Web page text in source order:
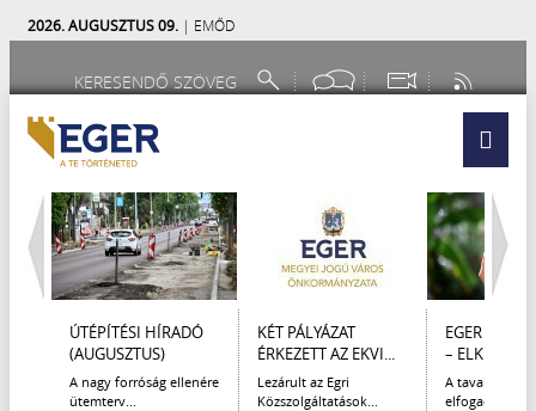
2026. AUGUSZTUS 09. | EMŐD
ÚTÉPÍTÉSI HÍRADÓ
(AUGUSZTUS)
A nagy forróság ellenére
ütemterv...
KÉT PÁLYÁZAT
ÉRKEZETT AZ EKVI...
Lezárult az Egri
Közszolgáltatások...
EGER A
–
A tavaly
elfogadott